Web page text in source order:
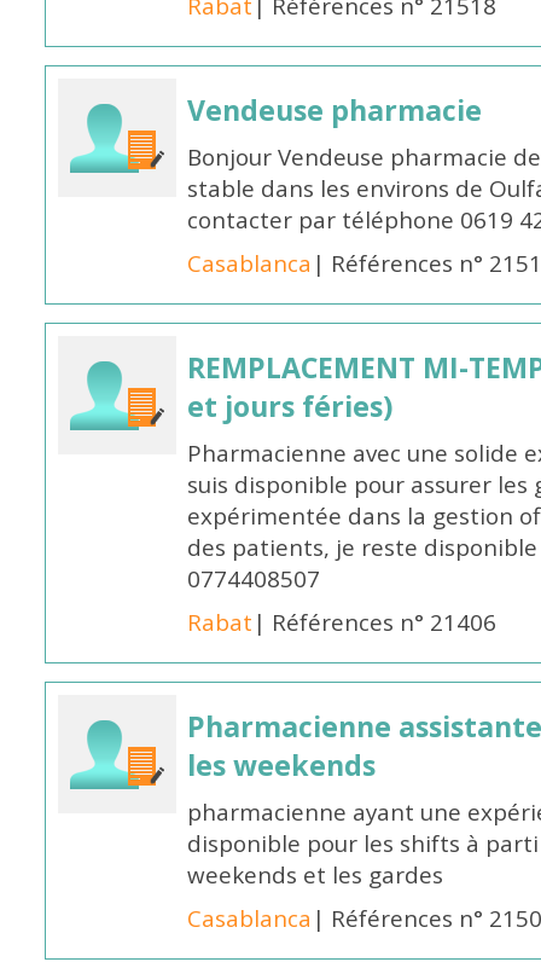
Rabat | Références n° 21518
Vendeuse pharmacie
Bonjour Vendeuse pharmacie
stable dans les environs de
contacter par téléphone 0619
Casablanca | Références n°
REMPLACEMENT MI-
et jours féries)
Pharmacienne avec une solide
suis disponible pour assurer les
expérimentée dans la gestion
des patients, je reste
0774408507
Rabat | Références n° 21406
Pharmacienne
les weekends
pharmacienne ayant une
disponible pour les shifts à
weekends et les gardes
Casablanca | Références n°